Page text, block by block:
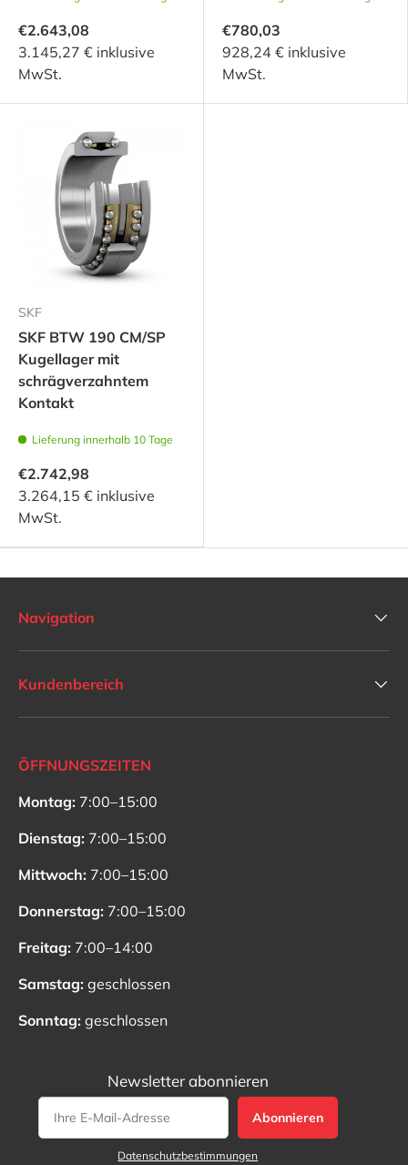
€2.643,08
3.145,27 € inklusive
MwSt.
€780,03
928,24 € inklusive
MwSt.
SKF
SKF BTW 190 CM/SP
Kugellager mit
schrägverzahntem
Kontakt
Lieferung innerhalb 10 Tage
€2.742,98
3.264,15 € inklusive
MwSt.
Navigation
Kundenbereich
ÖFFNUNGSZEITEN
Montag: 7:00–15:00
Dienstag: 7:00–15:00
Mittwoch: 7:00–15:00
Donnerstag: 7:00–15:00
Freitag: 7:00–14:00
Samstag: geschlossen
Sonntag: geschlossen
Newsletter abonnieren
Abonnieren
Datenschutzbestimmungen